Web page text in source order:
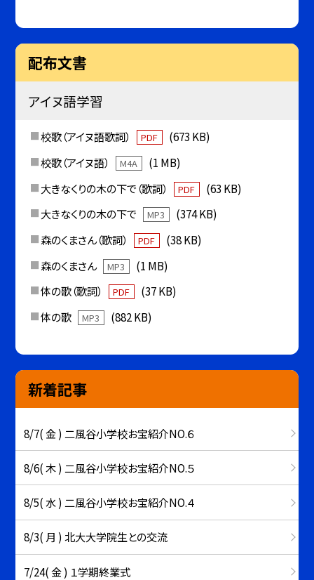
配布文書
アイヌ語学習
校歌（アイヌ語歌詞） PDF
(673 KB)
校歌（アイヌ語）
M4A
(1 MB)
大きなくりの木の下で（歌詞）
PDF
(63 KB)
大きなくりの木の下で
MP3
(374 KB)
森のくまさん（歌詞）
PDF
(38 KB)
森のくまさん
MP3
(1 MB)
体の歌（歌詞）
PDF
(37 KB)
体の歌
MP3 (882 KB)
新着記事
8/7( 金 ) 二風谷小学校お宝紹介NO.６
8/6( 木 ) 二風谷小学校お宝紹介NO.５
8/5( 水 ) 二風谷小学校お宝紹介NO.４
8/3( 月 ) 北大大学院生との交流
7/24( 金 ) １学期終業式